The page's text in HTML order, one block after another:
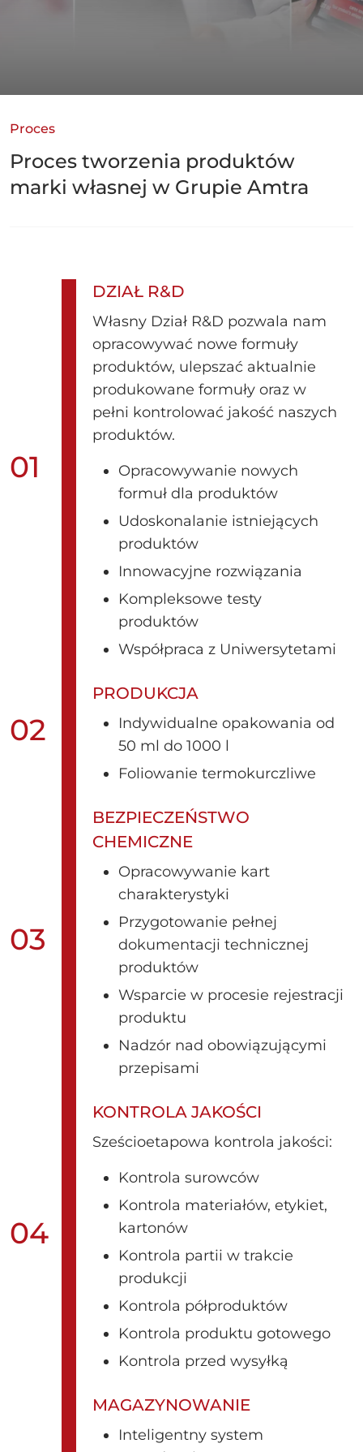
Proces
Proces tworzenia produktów
marki własnej w Grupie Amtra
01
DZIAŁ R&D
Własny Dział R&D pozwala nam
opracowywać nowe formuły
produktów, ulepszać aktualnie
produkowane formuły oraz w
pełni kontrolować jakość naszych
produktów.
Opracowywanie nowych
formuł dla produktów
Udoskonalanie istniejących
produktów
Innowacyjne rozwiązania
Kompleksowe testy
produktów
Współpraca z Uniwersytetami
02
PRODUKCJA
Indywidualne opakowania od
50 ml do 1000 l
Foliowanie termokurczliwe
03
BEZPIECZEŃSTWO
CHEMICZNE
Opracowywanie kart
charakterystyki
Przygotowanie pełnej
dokumentacji technicznej
produktów
Wsparcie w procesie rejestracji
produktu
Nadzór nad obowiązującymi
przepisami
04
KONTROLA JAKOŚCI
Sześcioetapowa kontrola jakości:
Kontrola surowców
Kontrola materiałów, etykiet,
kartonów
Kontrola partii w trakcie
produkcji
Kontrola półproduktów
Kontrola produktu gotowego
Kontrola przed wysyłką
MAGAZYNOWANIE
Inteligentny system